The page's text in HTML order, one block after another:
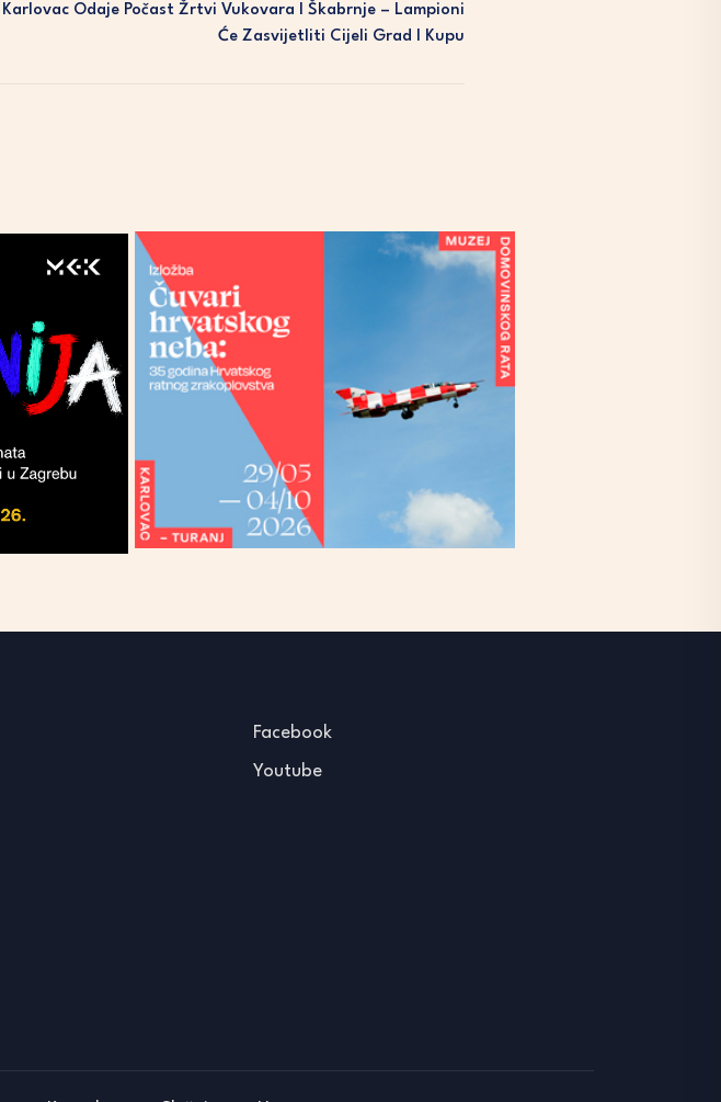
I Karlovac Odaje Počast Žrtvi Vukovara I Škabrnje – Lampioni
Će Zasvijetliti Cijeli Grad I Kupu
Facebook
Youtube